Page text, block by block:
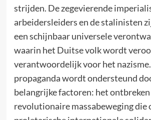
strijden. De zegevierende
arbeidersleiders en de stalinisten
een schijnbaar universele
waarin het Duitse volk wordt
verantwoordelijk voor het
propaganda wordt ondersteund
belangrijke factoren: het ontbreken
revolutionaire massabeweging